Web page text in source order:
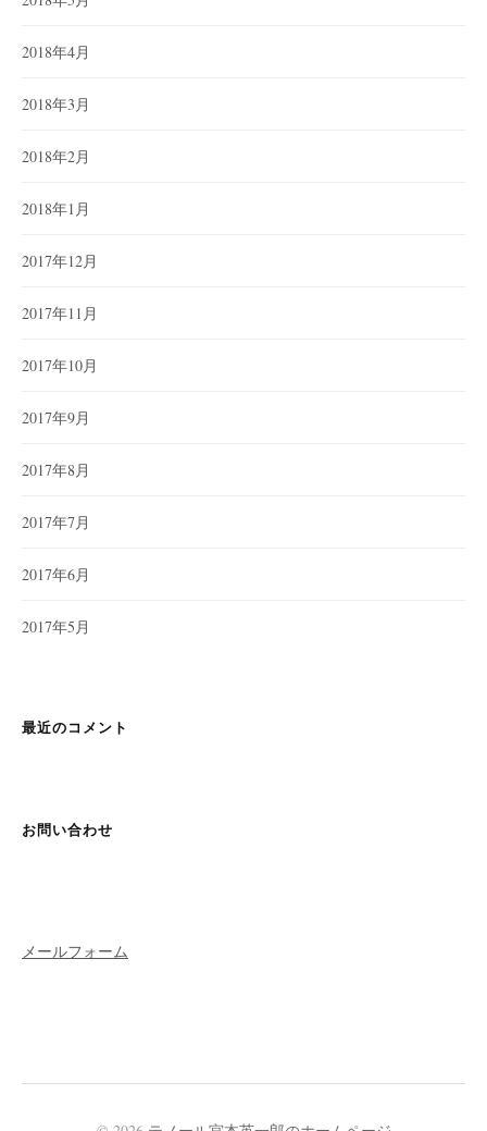
2018年4月
2018年3月
2018年2月
2018年1月
2017年12月
2017年11月
2017年10月
2017年9月
2017年8月
2017年7月
2017年6月
2017年5月
最近のコメント
お問い合わせ
メールフォーム